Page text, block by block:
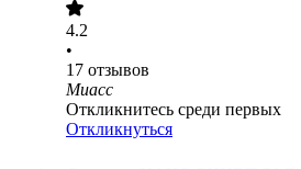
4.2
•
17 отзывов
Миасс
Откликнитесь среди первых
Откликнуться